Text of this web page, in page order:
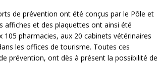
de prévention ont été conçus par le Pôle et
affiches et des plaquettes ont ainsi été
pharmacies, aux 20 cabinets vétérinaires
les offices de tourisme. Toutes ces
prévention, ont dès à présent la possibilité de